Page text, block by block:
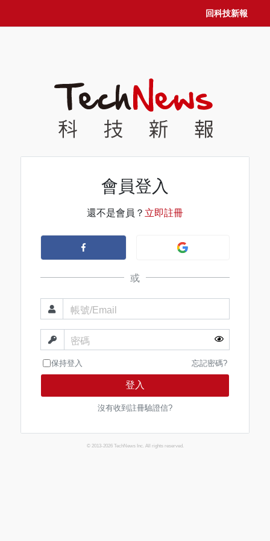
回科技新報
會員登入
還不是會員？ 立即註冊
或
帳號/Email
密碼
保持登入 忘記密碼?
登入
沒有收到註冊驗證信?
© 2013-2026 TechNews Inc. All rights reserved.